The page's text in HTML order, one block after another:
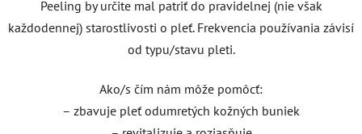
Peeling by určite mal patriť do pravidelnej (nie však
každodennej) starostlivosti o pleť. Frekvencia používania závisí
od typu/stavu pleti.
Ako/s čím nám môže pomôcť:
– zbavuje pleť odumretých kožných buniek